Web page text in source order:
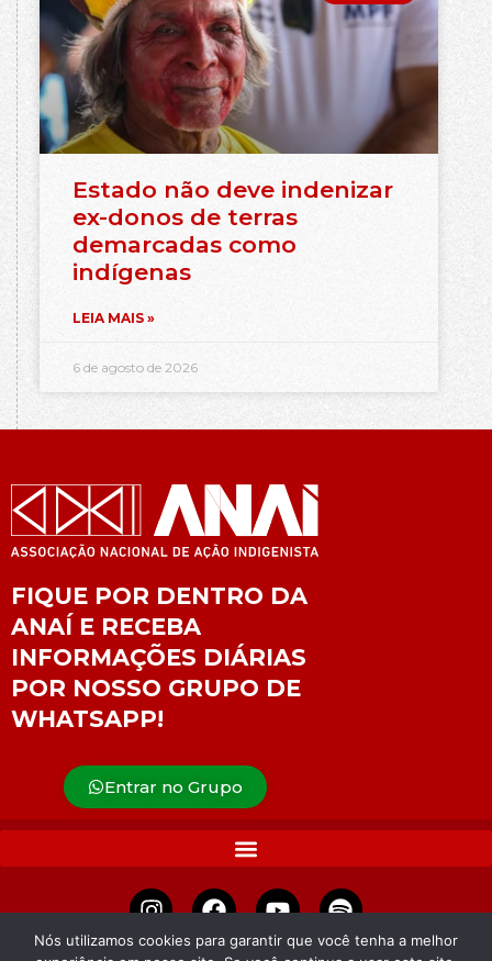
Estado não deve indenizar
ex-donos de terras
demarcadas como
indígenas
LEIA MAIS »
6 de agosto de 2026
FIQUE POR DENTRO DA
ANAÍ E RECEBA
INFORMAÇÕES DIÁRIAS
POR NOSSO GRUPO DE
WHATSAPP!
Entrar no Grupo
Nós utilizamos cookies para garantir que você tenha a melhor